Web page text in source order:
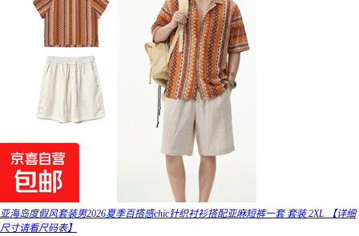
亚海岛度假风套装男2026夏季百搭感chic针织衬衫搭配亚麻短裤一套 套装 2XL 【详细
尺寸请看尺码表】